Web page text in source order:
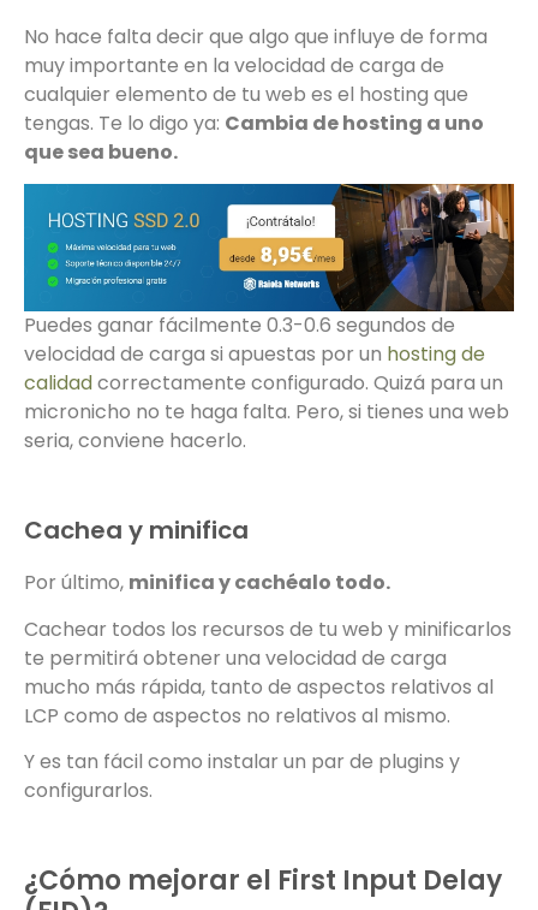
No hace falta decir que algo que influye de forma
muy importante en la velocidad de carga de
cualquier elemento de tu web es el hosting que
tengas. Te lo digo ya: Cambia de hosting a uno
que sea bueno.
Puedes ganar fácilmente 0.3-0.6 segundos de
velocidad de carga si apuestas por un hosting de
calidadcorrectamente configurado. Quizá para un
micronicho no te haga falta. Pero, si tienes una web
seria, conviene hacerlo.
Cachea y minifica
Por último, minifica y cachéalo todo.
Cachear todos los recursos de tu web y minificarlos
te permitirá obtener una velocidad de carga
mucho más rápida, tanto de aspectos relativos al
LCP como de aspectos no relativos al mismo.
Y es tan fácil como instalar un par de plugins y
configurarlos.
¿Cómo mejorar el First Input Delay